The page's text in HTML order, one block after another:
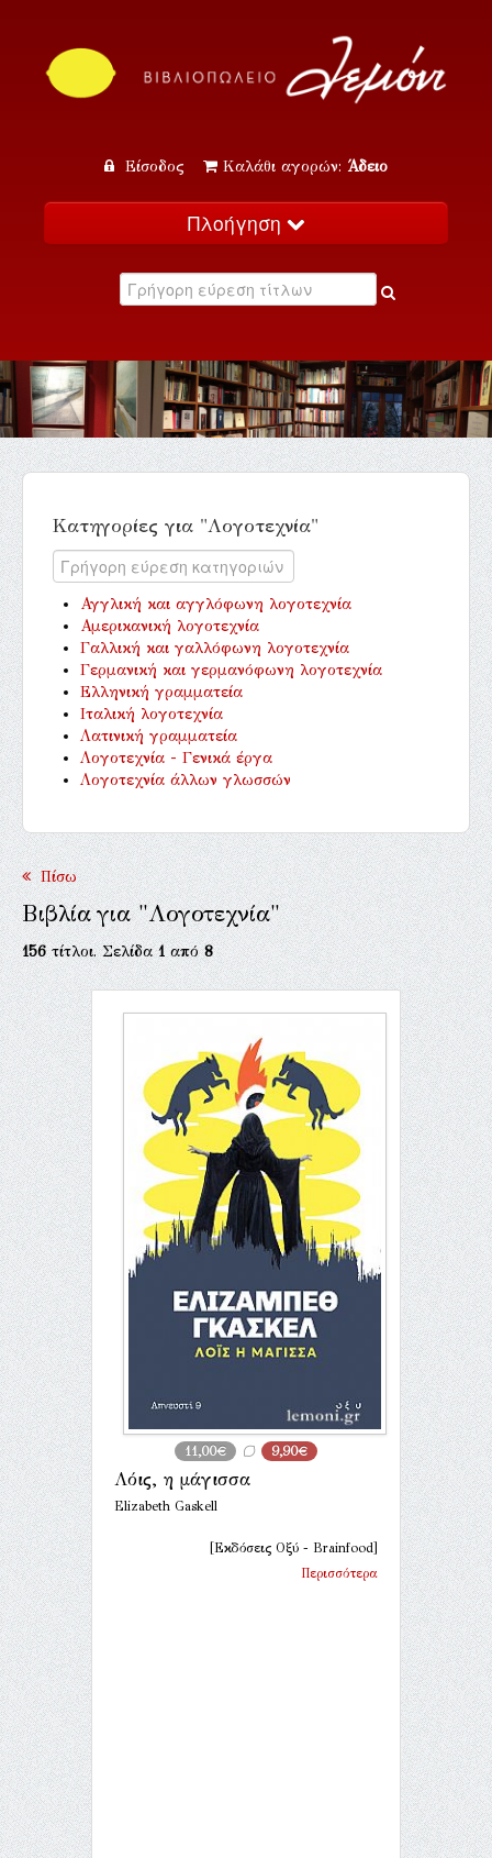
Είσοδος Καλάθι αγορών: Άδειο
Πλοήγηση
Κατάλογος
Εκδηλώσεις
Επικοινωνία
Κατηγορίες για "Λογοτεχνία"
Αγγλική και αγγλόφωνη λογοτεχνία
Αμερικανική λογοτεχνία
Γαλλική και γαλλόφωνη λογοτεχνία
Γερμανική και γερμανόφωνη λογοτεχνία
Ελληνική γραμματεία
Ιταλική λογοτεχνία
Λατινική γραμματεία
Λογοτεχνία - Γενικά έργα
Λογοτεχνία άλλων γλωσσών
Πίσω
Βιβλία για "Λογοτεχνία"
156τίτλοι. Σελίδα1από8
11,00€ 9,90€
Λόις, η μάγισσα
Elizabeth Gaskell
[Εκδόσεις Οξύ - Brainfood]
Περισσότερα